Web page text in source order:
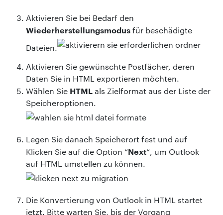
Aktivieren Sie bei Bedarf den
Wiederherstellungsmodusfür beschädigte
Dateien.
Aktivieren Sie gewünschte Postfächer, deren
Daten Sie in HTML exportieren möchten.
Wählen Sie HTMLals Zielformat aus der Liste der
Speicheroptionen.
Legen Sie danach Speicherort fest und auf
Klicken Sie auf die Option “Next“, um Outlook
auf HTML umstellen zu können.
Die Konvertierung von Outlook in HTML startet
jetzt. Bitte warten Sie, bis der Vorgang